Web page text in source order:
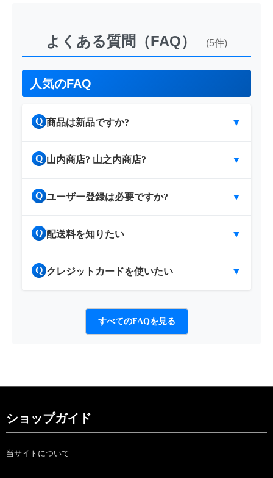
よくある質問（FAQ） (5件)
人気のFAQ
Q 商品は新品ですか? ▼
Q 山内商店? 山之内商店? ▼
Q ユーザー登録は必要ですか? ▼
Q 配送料を知りたい ▼
Q クレジットカードを使いたい ▼
すべてのFAQを見る
ショップガイド
当サイトについて